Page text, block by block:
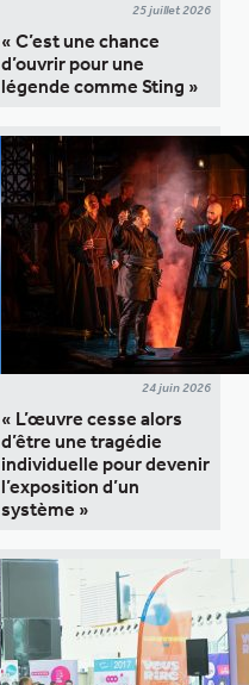
25 juillet 2026
« C’est une chance
d’ouvrir pour une
légende comme Sting »
24 juin 2026
« L’œuvre cesse alors
d’être une tragédie
individuelle pour devenir
l’exposition d’un
système »